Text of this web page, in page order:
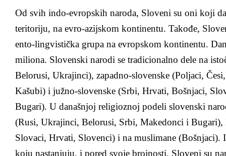
Od svih indo-evropskih naroda, Sloveni su oni koji
teritoriju, na evro-azijskom kontinentu. Takođe,
ento-lingvistička grupa na evropskom kontinentu.
miliona. Slovenski narodi se tradicionalno dele na
Belorusi, Ukrajinci), zapadno-slovenske (Poljaci,
Kašubi) i južno-slovenske (Srbi, Hrvati, Bošnjaci,
Bugari). U današnjoj religioznoj podeli slovenski
(Rusi, Ukrajinci, Belorusi, Srbi, Makedonci i Bugari),
Slovaci, Hrvati, Slovenci) i na muslimane (Bošnjaci).
koju nastanjuju, i pored svoje brojnosti, Sloveni su